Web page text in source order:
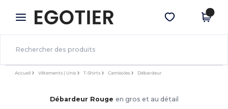
× Appli Egotier
Meilleurs prix sur l’app !
Obtenir l'appli
Accueil Vêtements | Unis T-Shirts Camisoles Débardeur
Débardeur Rouge en gros et au détail